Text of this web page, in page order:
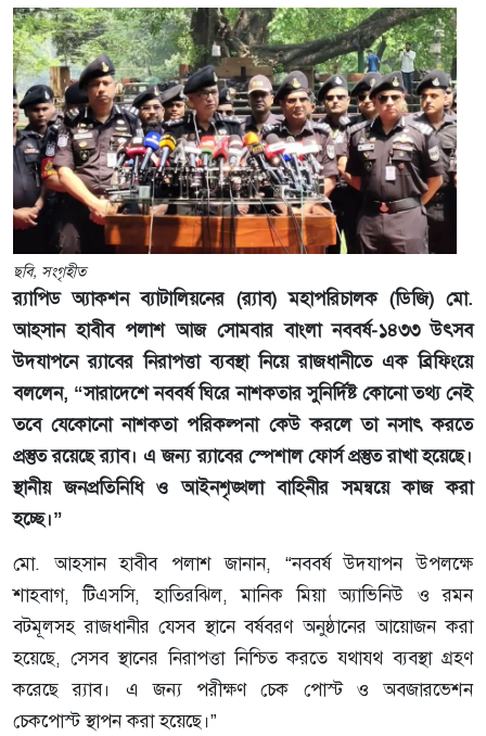
ছবি, সংগৃহীত
র‌্যাপিড অ্যাকশন ব্যাটালিয়নের (র‌্যাব) মহাপরিচালক (ডিজি) মো.
আহসান হাবীব পলাশ আজ সোমবার বাংলা নববর্ষ-১৪৩৩ উৎসব
উদযাপনে র‌্যাবের নিরাপত্তা ব্যবস্থা নিয়ে রাজধানীতে এক ব্রিফিংয়ে
বললেন, “সারাদেশে নববর্ষ ঘিরে নাশকতার সুনির্দিষ্ট কোনো তথ্য নেই
তবে যেকোনো নাশকতা পরিকল্পনা কেউ করলে তা নসাৎ করতে
প্রস্তুত রয়েছে র‌্যাব। এ জন্য র‌্যাবের স্পেশাল ফোর্স প্রস্তুত রাখা হয়েছে।
স্থানীয় জনপ্রতিনিধি ও আইনশৃঙ্খলা বাহিনীর সমন্বয়ে কাজ করা
হচ্ছে।”
মো. আহসান হাবীব পলাশ জানান, “নববর্ষ উদযাপন উপলক্ষে
শাহবাগ, টিএসসি, হাতিরঝিল, মানিক মিয়া অ্যাভিনিউ ও রমন
বটমূলসহ রাজধানীর যেসব স্থানে বর্ষবরণ অনুষ্ঠানের আয়োজন করা
হয়েছে, সেসব স্থানের নিরাপত্তা নিশ্চিত করতে যথাযথ ব্যবস্থা গ্রহণ
করেছে র‌্যাব। এ জন্য পরীক্ষণ চেক পোস্ট ও অবজারভেশন
চেকপোস্ট স্থাপন করা হয়েছে।”